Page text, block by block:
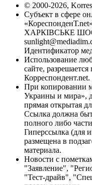
© 2000-2026,
Субъект в сфере
ХАРКІВСЬКЕ
Идентификатор
Использование
сайте,
Корреспондент.net.
При копировании
Украины и мира»,
прямая открытая
Ссылка должна
полного либо
Гиперссылка (для
размещена в
материала.
Новости с
"Заявление",
"Тест-драйв",